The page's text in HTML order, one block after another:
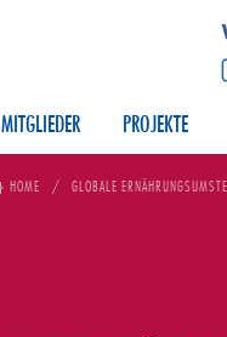
MITGLIEDER PROJEKTE
HOME GLOBALE